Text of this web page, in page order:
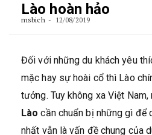
Lào hoàn hảo
msbich 12/08/2019
Đối với những du khách yêu
mặc hay sự hoài cổ thì Lào
tưởng. Tuy không xa Việt
Lào cần chuẩn bị những gì để
nhất vẫn là vấn đề chung của